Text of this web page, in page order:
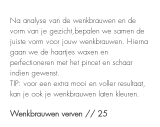
Na analyse van de wenkbrauwen en de
vorm van je gezicht,bepalen we samen de
juiste vorm voor jouw wenkbrauwen. Hierna
gaan we de haartjes waxen en
perfectioneren met het pincet en schaar
indien gewenst.
TIP: voor een extra mooi en voller resultaat,
kan je ook je wenkbrauwen laten kleuren.
Wenkbrauwen verven // 25